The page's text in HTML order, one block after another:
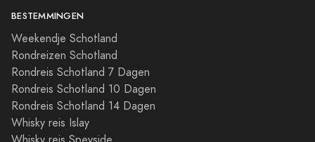
BESTEMMINGEN
Weekendje Schotland
Rondreizen Schotland
Rondreis Schotland 7 Dagen
Rondreis Schotland 10 Dagen
Rondreis Schotland 14 Dagen
Whisky reis Islay